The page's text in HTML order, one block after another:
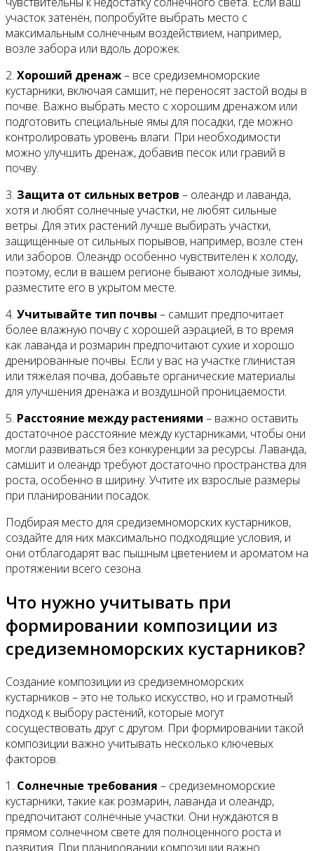
участок затенён, попробуйте выбрать место с
максимальным солнечным воздействием, например,
возле забора или вдоль дорожек.
2. Хороший дренаж– все средиземноморские
кустарники, включая самшит, не переносят застой воды в
почве. Важно выбрать место с хорошим дренажом или
подготовить специальные ямы для посадки, где можно
контролировать уровень влаги. При необходимости
можно улучшить дренаж, добавив песок или гравий в
почву.
3. Защита от сильных ветров – олеандр и лаванда,
хотя и любят солнечные участки, не любят сильные
ветры. Для этих растений лучше выбирать участки,
защищённые от сильных порывов, например, возле стен
или заборов. Олеандр особенно чувствителен к холоду,
поэтому, если в вашем регионе бывают холодные зимы,
разместите его в укрытом месте.
4. Учитывайте тип почвы – самшит предпочитает
более влажную почву с хорошей аэрацией, в то время
как лаванда и розмарин предпочитают сухие и хорошо
дренированные почвы. Если у вас на участке глинистая
или тяжёлая почва, добавьте органические материалы
для улучшения дренажа и воздушной проницаемости.
5. Расстояние между растениями – важно оставить
достаточное расстояние между кустарниками, чтобы они
могли развиваться без конкуренции за ресурсы. Лаванда,
самшит и олеандр требуют достаточно пространства для
роста, особенно в ширину. Учтите их взрослые размеры
при планировании посадок.
Подбирая место для средиземноморских кустарников,
создайте для них максимально подходящие условия, и
они отблагодарят вас пышным цветением и ароматом на
протяжении всего сезона.
Что нужно учитывать при
формировании композиции из
средиземноморских кустарников?
Создание композиции из средиземноморских
кустарников – это не только искусство, но и грамотный
подход к выбору растений, которые могут
сосуществовать друг с другом. При формировании такой
композиции важно учитывать несколько ключевых
факторов.
1. Солнечные требования – средиземноморские
кустарники, такие как розмарин, лаванда и олеандр,
предпочитают солнечные участки. Они нуждаются в
прямом солнечном свете для полноценного роста и
развития. При планировании композиции важно